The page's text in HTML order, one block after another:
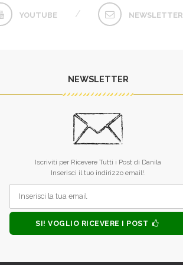
YOUTUBE NEWSLETTER
L’unico difetto dei tuoi libri è che
MONICA ALLEGRUCCI
NEWSLETTER
Iscriviti per Ricevere Tutti i Post di Danila
Inserisci il tuo indirizzo email!.
SI! VOGLIO RICEVERE I POST